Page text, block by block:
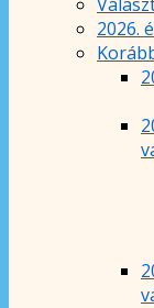
2026.